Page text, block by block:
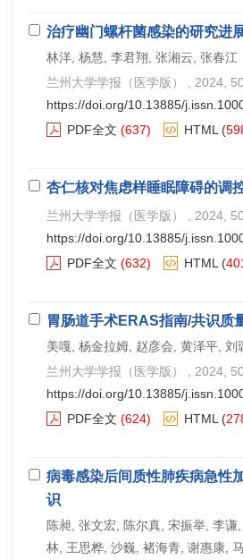
治疗幽门螺杆菌感染的研究进
林洋, 杨慧, 李君翔, 张湘云, 张春江
兰州大学学报（医学版）
, 2024,
https://doi.org/10.13885/
PDF全文 (637) HTML (
杏仁核对焦虑样睡眠障碍的调
兰州大学学报（医学版）
, 2024,
https://doi.org/10.13885/
PDF全文 (632) HTML (
胃肠道手术ERAS指南/共识质
美嘎, 杨金拉姆, 赵彦会, 黄泽平, 刘
兰州大学学报（医学版）
, 2024,
https://doi.org/10.13885/
PDF全文 (624) HTML (
病毒感染后间质性肺疾病急性
识
陈昶, 张文宏, 陈尔真, 宋振举, 李
林, 王思桦, 沙巍, 褚海青, 谢惠康,